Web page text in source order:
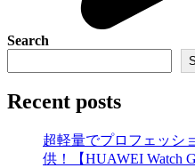
Search
Recent posts
超軽量でプロフェッシ
供！【HUAWEI Watch